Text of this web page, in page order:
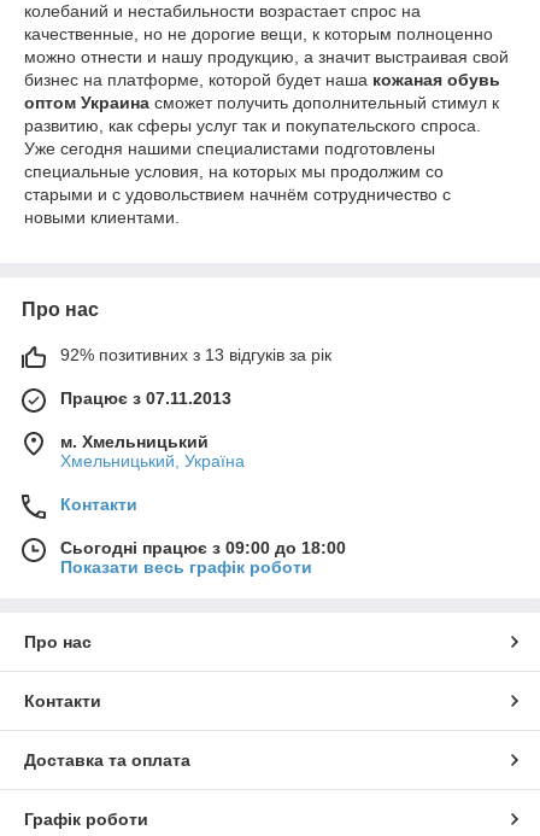
колебаний и нестабильности возрастает спрос на
качественные, но не дорогие вещи, к которым полноценно
можно отнести и нашу продукцию, а значит выстраивая свой
бизнес на платформе, которой будет наша кожаная обувь
оптом Украина сможет получить дополнительный стимул к
развитию, как сферы услуг так и покупательского спроса.
Уже сегодня нашими специалистами подготовлены
специальные условия, на которых мы продолжим со
старыми и с удовольствием начнём сотрудничество с
новыми клиентами.
Про нас
92% позитивних з 13 відгуків за рік
Працює з 07.11.2013
м. Хмельницький
Хмельницький, Україна
Контакти
Сьогодні працює з 09:00 до 18:00
Показати весь графік роботи
Про нас
Контакти
Доставка та оплата
Графік роботи